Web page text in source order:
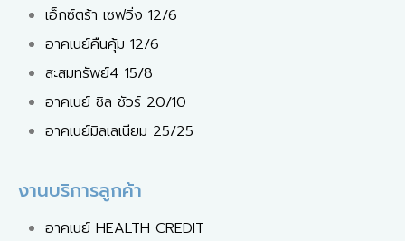
เอ็กซ์ตร้า เซฟวิ่ง 12/6
อาคเนย์คืนคุ้ม 12/6
สะสมทรัพย์4 15/8
อาคเนย์ ชิล ชัวร์ 20/10
อาคเนย์มิลเลเนียม 25/25
งานบริการลูกค้า
อาคเนย์ HEALTH CREDIT